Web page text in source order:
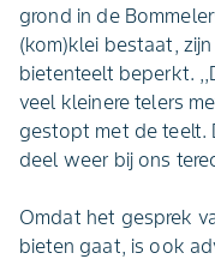
grond in de
(kom)klei bestaat,
bietenteelt beperkt.
veel kleinere telers
gestopt met de teelt.
deel weer bij ons
Omdat het gesprek
bieten gaat, is ook